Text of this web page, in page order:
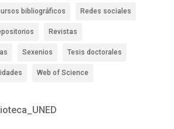
bibliográficos Redes sociales
Revistas
Sexenios Tesis doctorales
Web of Science